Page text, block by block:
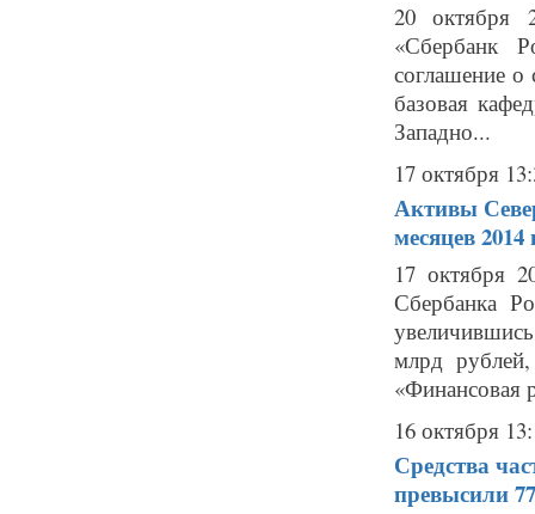
20 октября
«Сбербанк
соглашение о
базовая
Западно...
17 октября
Активы
месяцев
17 октября
Сбербанка
млрд
«Финансовая
16 октября
Средства
превысили